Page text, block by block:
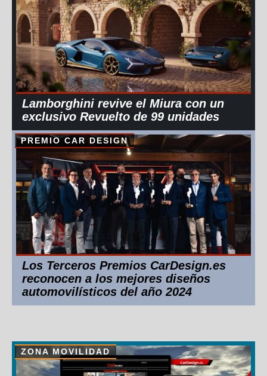
Lamborghini revive el Miura con un
exclusivo Revuelto de 99 unidades
PREMIO CAR DESIGN
Los Terceros Premios CarDesign.es
reconocen a los mejores diseños
automovilísticos del año 2024
ZONA MOVILIDAD